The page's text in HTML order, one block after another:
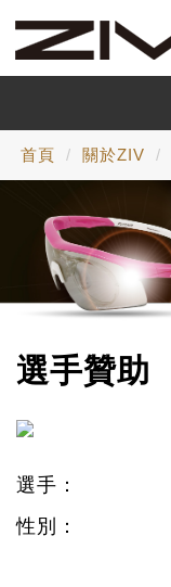
首頁 關於ZIV
選手贊助
選手：
性別：